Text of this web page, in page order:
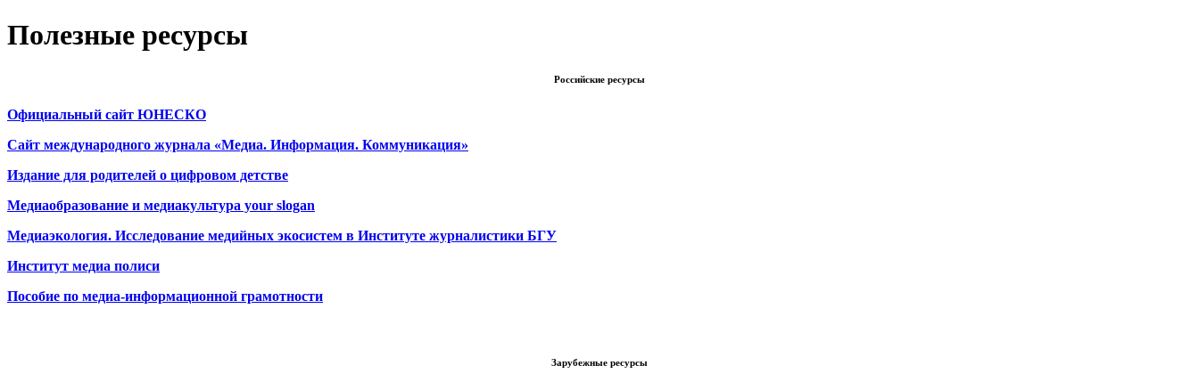
Полезные ресурсы
Российские ресурсы
Официальный сайт ЮНЕСКО
Сайт международного журнала «Медиа. Информация. Коммуникация»
Издание для родителей о цифровом детстве
Медиаобразование и медиакультура your slogan
Медиаэкология. Исследование медийных экосистем в Институте журналистики БГУ
Институт медиа полиси
Пособие по медиа-информационной грамотности
Зарубежные ресурсы